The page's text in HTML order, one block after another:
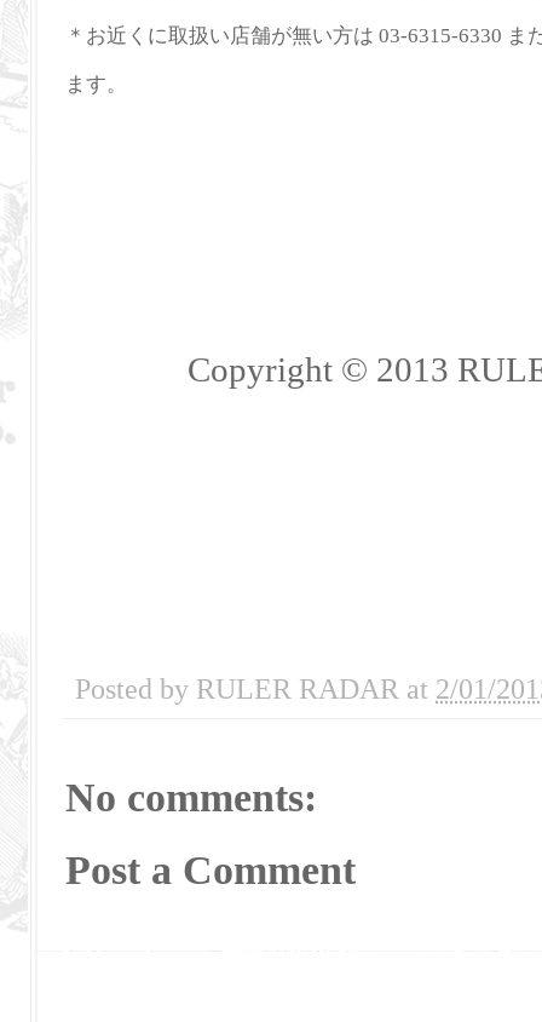
＊お近くに取扱い店舗が無い方は 03-6315-6330 ま
ます。
Copyright © 2013
Posted by RULER RADAR at 2/01/
No comments:
Post a Comment